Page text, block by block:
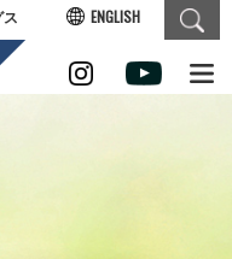
ENGLISH